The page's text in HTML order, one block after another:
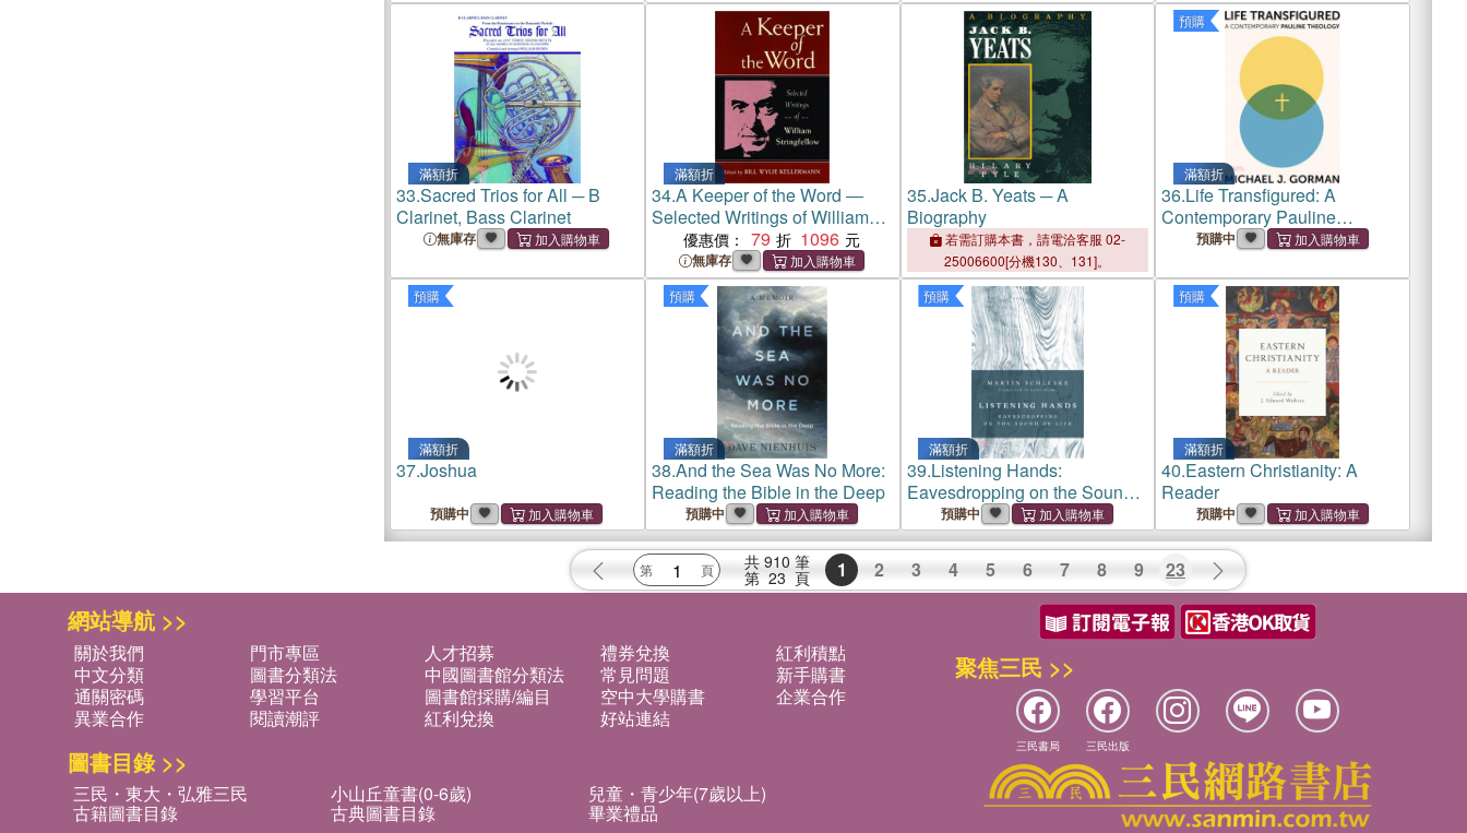
滿額折
33.Sacred Trios for All ─ B
Clarinet, Bass Clarinet
無庫存
滿額折
34.A Keeper of the Word ―
Selected Writings of William
Stringfellow
優惠價： 79 1096
無庫存
35.Jack B. Yeats ─ A
Biography
若需訂購本書，請電洽客服 02-
25006600[分機130、131]。
預購
滿額折
36.Life Transfigured: A
Contemporary Pauline
Theology
預購中
預購
滿額折
37.Joshua
預購中
預購
滿額折
38.And the Sea Was No More:
Reading the Bible in the Deep
預購中
預購
滿額折
39.Listening Hands:
Eavesdropping on the Sound
of Life預購中
預購
滿額折
40.Eastern Christianity: A
Reader
預購中
共 910 筆
第 23 頁 1 2 3 4 5 6 7 8 9 23
網站導航 >>
關於我們 門市專區 人才招募 禮券兌換
紅利積點
中文分類
圖書分類法 中國圖書館分類法 常見問題
新手購書
通關密碼
學習平台 圖書館採購/編目 空中大學購書
企業合作
異業合作
閱讀潮評 紅利兌換 好站連結
圖書目錄 >>
三民・東大・弘雅三民 小山丘童書(0-6歲) 兒童・青少年(7歲以上)
古籍圖書目錄 古典圖書目錄 畢業禮品
聚焦三民 >>
三民書局 三民出版